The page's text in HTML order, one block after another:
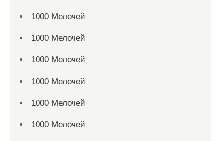
1000 Мелочей
1000 Мелочей
1000 Мелочей
1000 Мелочей
1000 Мелочей
1000 Мелочей